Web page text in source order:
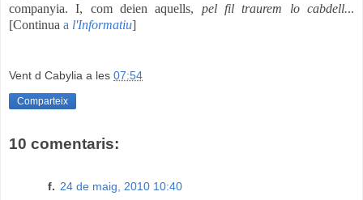
companyia. I, com deien aquells, pel fil traurem lo cabdell...
[Continua a l'Informatiu]
Vent d Cabylia a les 07:54
Comparteix
10 comentaris:
f. 24 de maig, 2010 10:40